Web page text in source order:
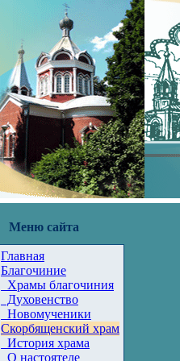
Меню сайта
Главная
Благочиние
Храмы благочиния
Духовенство
Новомученики
Скорбященский храм
История храма
О настоятеле